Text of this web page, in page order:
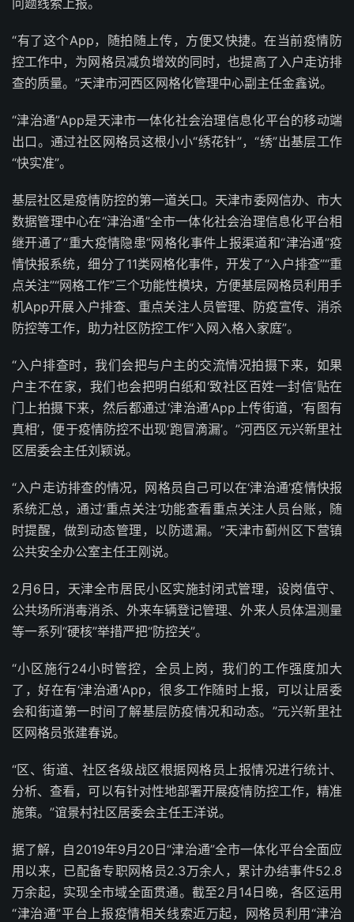
“有了这个App，随拍随上传，方便又快捷。在当前疫情防
控工作中，为网格员减负增效的同时，也提高了入户走访排
查的质量。”天津市河西区网格化管理中心副主任金鑫说。
“津治通”App是天津市一体化社会治理信息化平台的移动端
出口。通过社区网格员这根小小“绣花针”，“绣”出基层工作
“快实准”。
基层社区是疫情防控的第一道关口。天津市委网信办、市大
数据管理中心在“津治通”全市一体化社会治理信息化平台相
继开通了“重大疫情隐患”网格化事件上报渠道和“津治通”疫
情快报系统，细分了11类网格化事件，开发了“入户排查”“重
点关注”“网格工作”三个功能性模块，方便基层网格员利用手
机App开展入户排查、重点关注人员管理、防疫宣传、消杀
防控等工作，助力社区防控工作“入网入格入家庭”。
“入户排查时，我们会把与户主的交流情况拍摄下来，如果
户主不在家，我们也会把明白纸和‘致社区百姓一封信’贴在
门上拍摄下来，然后都通过‘津治通’App上传街道，‘有图有
真相’，便于疫情防控不出现‘跑冒滴漏’。”河西区元兴新里社
区居委会主任刘颖说。
“入户走访排查的情况，网格员自己可以在‘津治通’疫情快报
系统汇总，通过‘重点关注’功能查看重点关注人员台账，随
时提醒，做到动态管理，以防遗漏。”天津市蓟州区下营镇
公共安全办公室主任王刚说。
2月6日，天津全市居民小区实施封闭式管理，设岗值守、
公共场所消毒消杀、外来车辆登记管理、外来人员体温测量
等一系列“硬核”举措严把“防控关”。
“小区施行24小时管控，全员上岗，我们的工作强度加大
了，好在有‘津治通’App，很多工作随时上报，可以让居委
会和街道第一时间了解基层防疫情况和动态。”元兴新里社
区网格员张建春说。
“区、街道、社区各级战区根据网格员上报情况进行统计、
分析、查看，可以有针对性地部署开展疫情防控工作，精准
施策。”谊景村社区居委会主任王洋说。
据了解，自2019年9月20日“津治通”全市一体化平台全面应
用以来，已配备专职网格员2.3万余人，累计办结事件52.8
万余起，实现全市域全面贯通。截至2月14日晚，各区运用
“津治通”平台上报疫情相关线索近万起，网格员利用“津治